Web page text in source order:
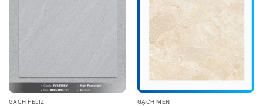
GẠCH FELIZ GẠCH MEN